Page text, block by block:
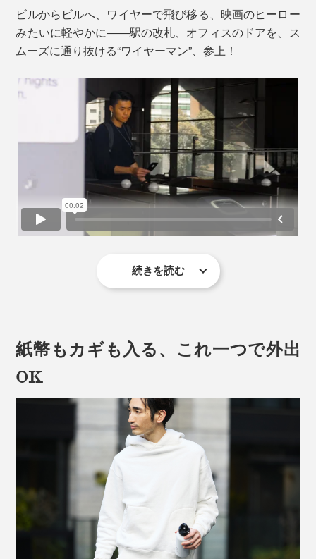
ビルからビルへ、ワイヤーで飛び移る、映画のヒーロー
みたいに軽やかに――駅の改札、オフィスのドアを、ス
ムーズに通り抜ける“ワイヤーマン”、参上！
『Orbitkey（オービットキー）IDカードホルダー・プ
続きを読む
紙幣もカギも入る、これ一つで外出
OK